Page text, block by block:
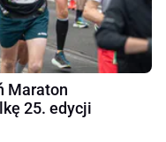
Maraton
25. edycji